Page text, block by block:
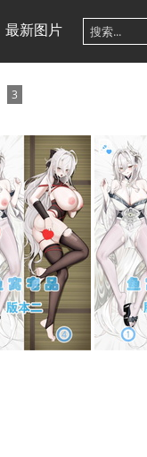
最新图片
3